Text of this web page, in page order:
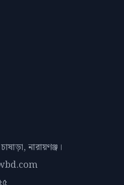
নারায়ণঞ্জ।